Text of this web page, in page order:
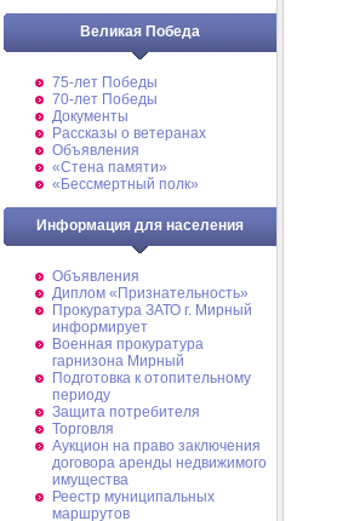
Великая Победа
75-лет Победы
70-лет Победы
Документы
Рассказы о ветеранах
Объявления
«Стена памяти»
«Бессмертный полк»
Информация для населения
Объявления
Диплом «Признательность»
Прокуратура ЗАТО г. Мирный
информирует
Военная прокуратура
гарнизона Мирный
Подготовка к отопительному
периоду
Защита потребителя
Торговля
Аукцион на право заключения
договора аренды недвижимого
имущества
Реестр муниципальных
маршрутов